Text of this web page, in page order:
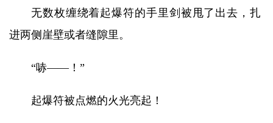
无数枚缠绕着起爆符的手里剑被甩了出去，扎
进两侧崖壁或者缝隙里。
“哧——！”
起爆符被点燃的火光亮起！